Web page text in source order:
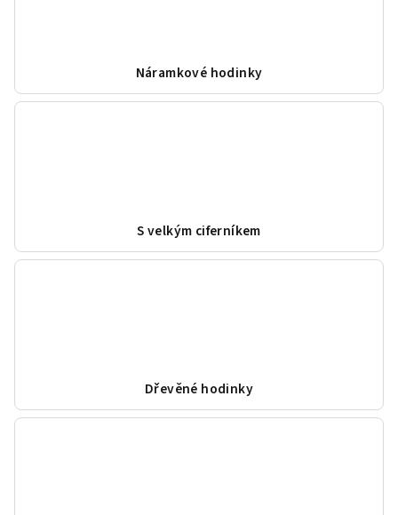
Náramkové hodinky
S velkým ciferníkem
Dřevěné hodinky